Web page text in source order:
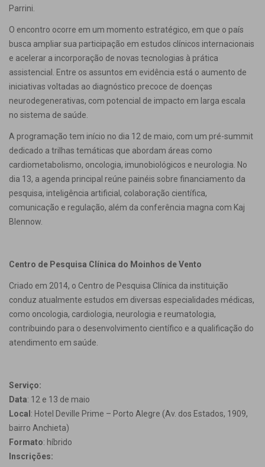
Parrini.
O encontro ocorre em um momento estratégico, em que o país
busca ampliar sua participação em estudos clínicos internacionais
e acelerar a incorporação de novas tecnologias à prática
assistencial. Entre os assuntos em evidência está o aumento de
iniciativas voltadas ao diagnóstico precoce de doenças
neurodegenerativas, com potencial de impacto em larga escala
no sistema de saúde.
A programação tem início no dia 12 de maio, com um pré-summit
dedicado a trilhas temáticas que abordam áreas como
cardiometabolismo, oncologia, imunobiológicos e neurologia. No
dia 13, a agenda principal reúne painéis sobre financiamento da
pesquisa, inteligência artificial, colaboração científica,
comunicação e regulação, além da conferência magna com Kaj
Blennow.
Centro de Pesquisa Clínica do Moinhos de Vento
Criado em 2014, o Centro de Pesquisa Clínica da instituição
conduz atualmente estudos em diversas especialidades médicas,
como oncologia, cardiologia, neurologia e reumatologia,
contribuindo para o desenvolvimento científico e a qualificação do
atendimento em saúde.
Serviço:
Data: 12 e 13 de maio
Local : Hotel Deville Prime – Porto Alegre (Av. dos Estados, 1909,
bairro Anchieta)
Formato: híbrido
Inscrições: